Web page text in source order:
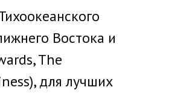
Востока и
The
для лучших